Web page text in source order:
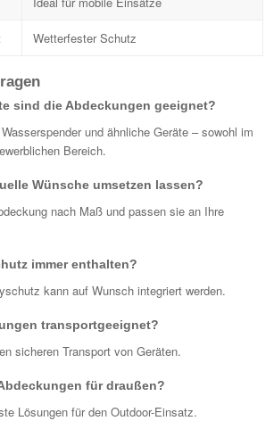
Wetterfester Schutz
sind die Abdeckungen geeignet?
und ähnliche Geräte – sowohl im
Bereich.
Wünsche umsetzen lassen?
nach Maß und passen sie an Ihre
immer enthalten?
kann auf Wunsch integriert werden.
transportgeeignet?
sicheren Transport von Geräten.
für draußen?
Lösungen für den Outdoor-Einsatz.